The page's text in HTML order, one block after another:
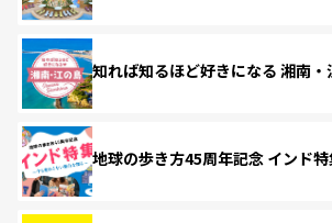
知れば知るほど好きになる 湘南・
地球の歩き方45周年記念 インド